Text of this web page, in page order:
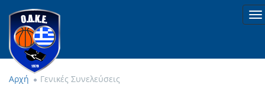
Αρχή Γενικές Συνελεύσεις